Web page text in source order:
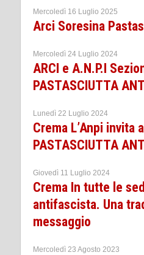
Mercoledì 16 Luglio 2025
Arci Soresina
Mercoledì 24 Luglio 2024
ARCI e A.N.P.I
PASTASCIUTTA
Lunedì 22 Luglio 2024
Crema L’Anpi invita
PASTASCIUTTA
Giovedì 11 Luglio 2024
Crema In tutte le
antifascista. Una
messaggio
Mercoledì 23 Agosto 2023